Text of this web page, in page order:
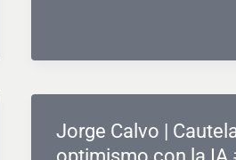
Jorge Calvo |